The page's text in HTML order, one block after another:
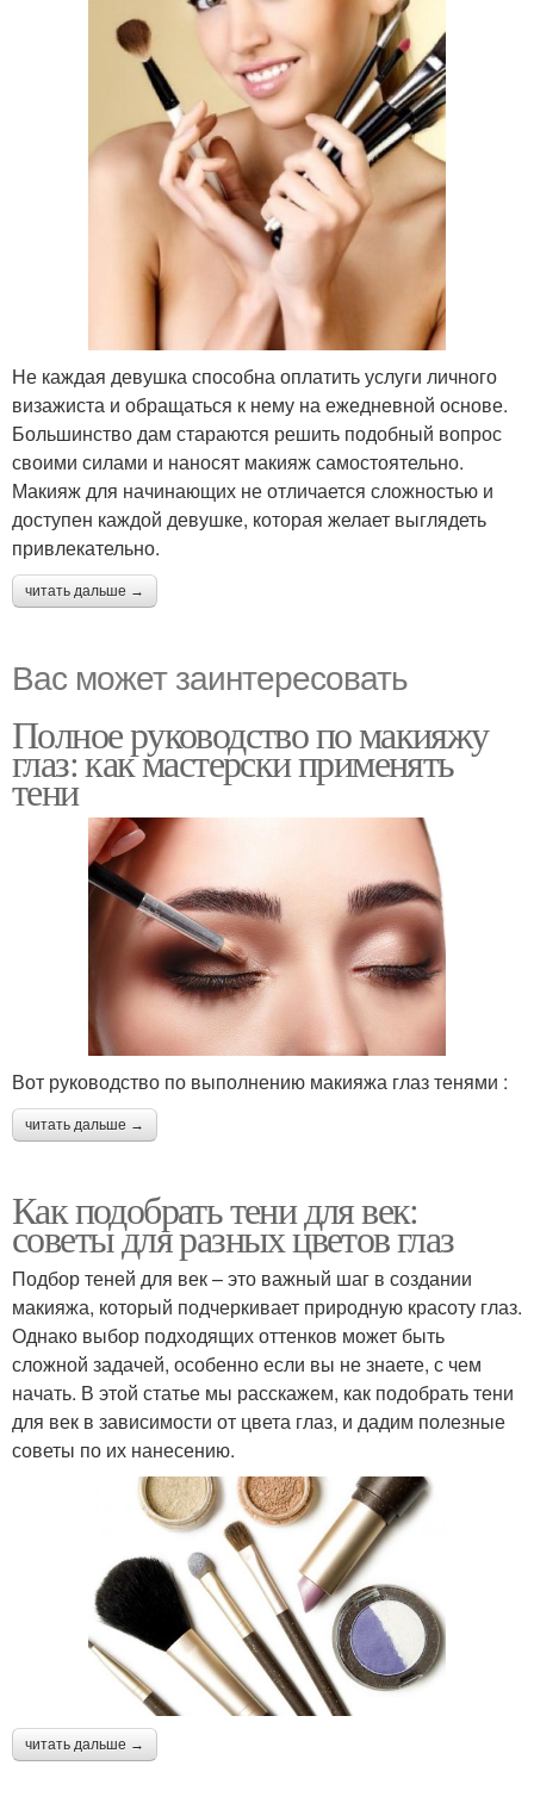
Не каждая девушка способна оплатить услуги личного
визажиста и обращаться к нему на ежедневной основе.
Большинство дам стараются решить подобный вопрос
своими силами и наносят макияж самостоятельно.
Макияж для начинающих не отличается сложностью и
доступен каждой девушке, которая желает выглядеть
привлекательно.
читать дальше →
Вас может заинтересовать
Полное руководство по макияжу
глаз: как мастерски применять
тени
Вот руководство по выполнению макияжа глаз тенями :
читать дальше →
Как подобрать тени для век:
советы для разных цветов глаз
Подбор теней для век – это важный шаг в создании
макияжа, который подчеркивает природную красоту глаз.
Однако выбор подходящих оттенков может быть
сложной задачей, особенно если вы не знаете, с чем
начать. В этой статье мы расскажем, как подобрать тени
для век в зависимости от цвета глаз, и дадим полезные
советы по их нанесению.
читать дальше →